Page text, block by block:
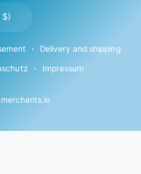
Delivery and shipping
Impressum
United States (USD $)